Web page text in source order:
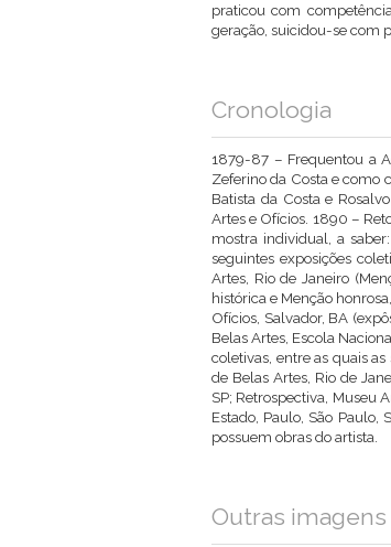
praticou com
geração, suicidou-se com
Cronologia
1879-87 – Frequentou a
Zeferino da Costa e como
Batista da Costa e
Artes e Ofícios. 1890 –
mostra individual, a
seguintes exposições
Artes, Rio de Janeiro
histórica e Menção
Ofícios, Salvador, BA
Belas Artes, Escola
coletivas, entre as quais
de Belas Artes, Rio de
SP; Retrospectiva, Museu
Estado, Paulo, São Paulo,
possuem obras do artista.
Outras imagens